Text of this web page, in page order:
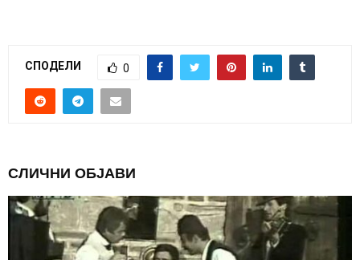
СПОДЕЛИ 0
СЛИЧНИ ОБЈАВИ